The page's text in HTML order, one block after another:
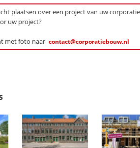
plaatsen over een project van uw
uw project?
met foto naar contact@corporatiebouw.nl